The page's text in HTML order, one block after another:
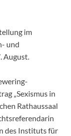
im
und
August.
„Sexismus in
Rathaussaal
des Instituts für